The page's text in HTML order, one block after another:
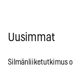
Uusimmat
Silmänliiketutkimus